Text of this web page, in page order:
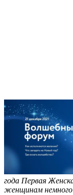
года Первая
женщинам